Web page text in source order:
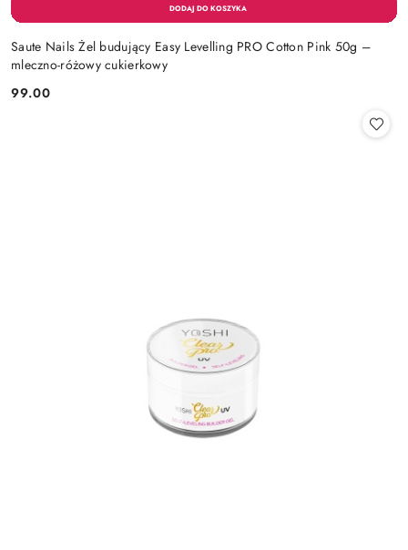
Saute Nails Żel budujący Easy Levelling PRO Cotton Pink 50g –
mleczno-różowy cukierkowy
Cena:
99.00